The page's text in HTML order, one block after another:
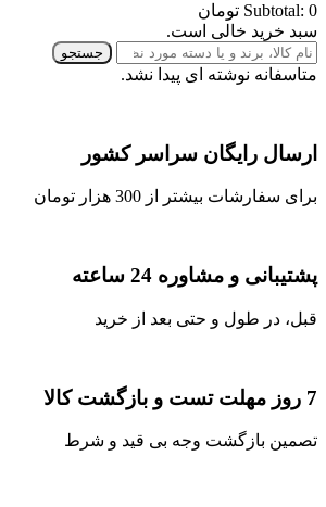
Subtotal: 0
تومان
سبد خرید خالی است.
جستجو
متاسفانه نوشته ای پیدا نشد.
ارسال رایگان سراسر کشور
برای سفارشات بیشتر از 300 هزار تومان
پشتیبانی و مشاوره 24 ساعته
قبل، در طول و حتی بعد از خرید
7 روز مهلت تست و بازگشت کالا
تصمین بازگشت وجه بی قید و شرط